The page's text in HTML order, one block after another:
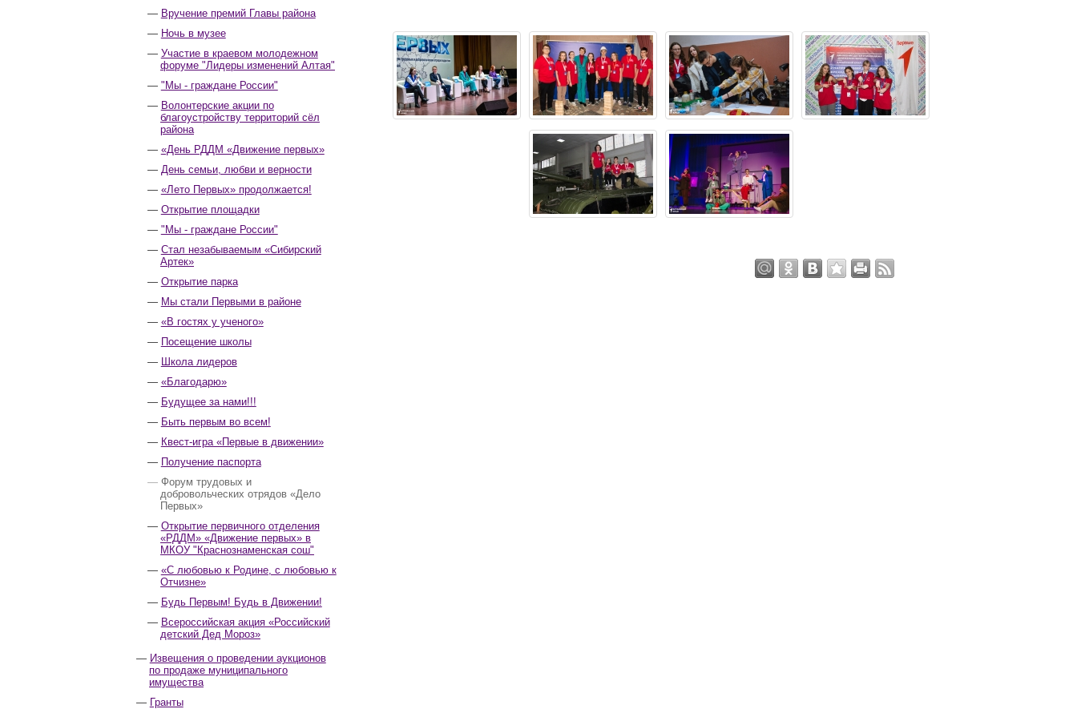
Вручение премий Главы района
Ночь в музее
Участие в краевом молодежном
форуме "Лидеры изменений Алтая"
"Мы - граждане России"
Волонтерские акции по
благоустройству территорий сёл
района
«День РДДМ «Движение первых»
День семьи, любви и верности
«Лето Первых» продолжается!
Открытие площадки
"Мы - граждане России"
Стал незабываемым «Сибирский
Артек»
Открытие парка
Мы стали Первыми в районе
«В гостях у ученого»
Посещение школы
Школа лидеров
«Благодарю»
Будущее за нами!!!
Быть первым во всем!
Квест-игра «Первые в движении»
Получение паспорта
Форум трудовых и
добровольческих отрядов «Дело
Первых»
Открытие первичного отделения
«РДДМ» «Движение первых» в
МКОУ "Краснознаменская сош"
«С любовью к Родине, с любовью к
Отчизне»
Будь Первым! Будь в Движении!
Всероссийская акция «Российский
детский Дед Мороз»
Извещения о проведении аукционов
по продаже муниципального
имущества
Гранты